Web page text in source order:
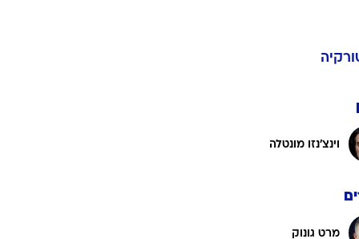
דאבל דריבל
וינצ'נזו מונטלה
מרט גונוק